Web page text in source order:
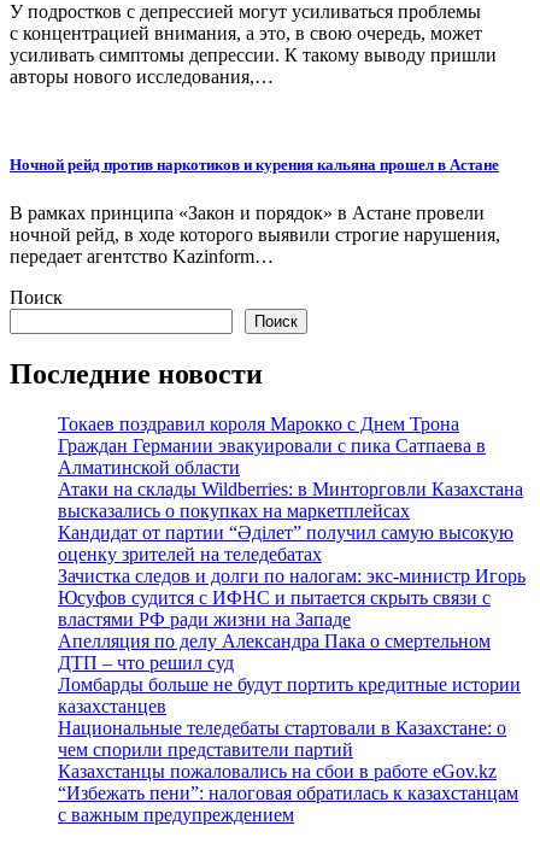
У подростков с депрессией могут усиливаться проблемы
с концентрацией внимания, а это, в свою очередь, может
усиливать симптомы депрессии. К такому выводу пришли
авторы нового исследования,…
Ночной рейд против наркотиков и курения кальяна прошел в Астане
В рамках принципа «Закон и порядок» в Астане провели
ночной рейд, в ходе которого выявили строгие нарушения,
передает агентство Kazinform…
Поиск
Поиск
Последние новости
Токаев поздравил короля Марокко с Днем Трона
Граждан Германии эвакуировали с пика Сатпаева в
Алматинской области
Атаки на склады Wildberries: в Минторговли Казахстана
высказались о покупках на маркетплейсах
Кандидат от партии “Әділет” получил самую высокую
оценку зрителей на теледебатах
Зачистка следов и долги по налогам: экс-министр Игорь
Юсуфов судится с ИФНС и пытается скрыть связи с
властями РФ ради жизни на Западе
Апелляция по делу Александра Пака о смертельном
ДТП – что решил суд
Ломбарды больше не будут портить кредитные истории
казахстанцев
Национальные теледебаты стартовали в Казахстане: о
чем спорили представители партий
Казахстанцы пожаловались на сбои в работе eGov.kz
“Избежать пени”: налоговая обратилась к казахстанцам
с важным предупреждением